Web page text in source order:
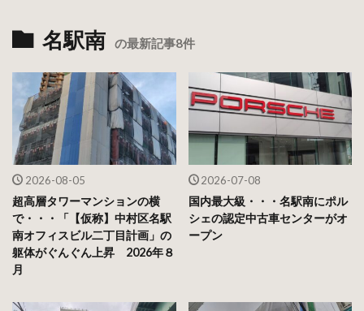
名駅南 の最新記事8件
2026-08-05
超高層タワーマンションの横
で・・・「【仮称】中村区名駅
南オフィスビル二丁目計画」の
躯体がぐんぐん上昇 2026年８
月
2026-07-08
国内最大級・・・名駅南にポル
シェの認定中古車センターがオ
ープン